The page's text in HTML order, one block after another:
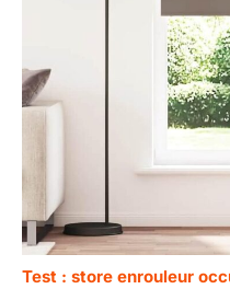
Test : store enrouleur